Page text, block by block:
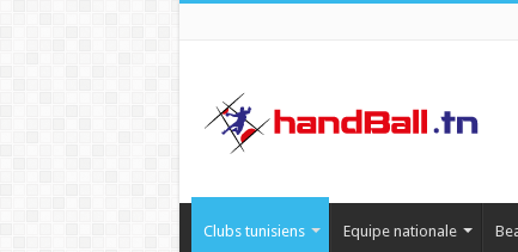
Clubs tunisiens Equipe nationale